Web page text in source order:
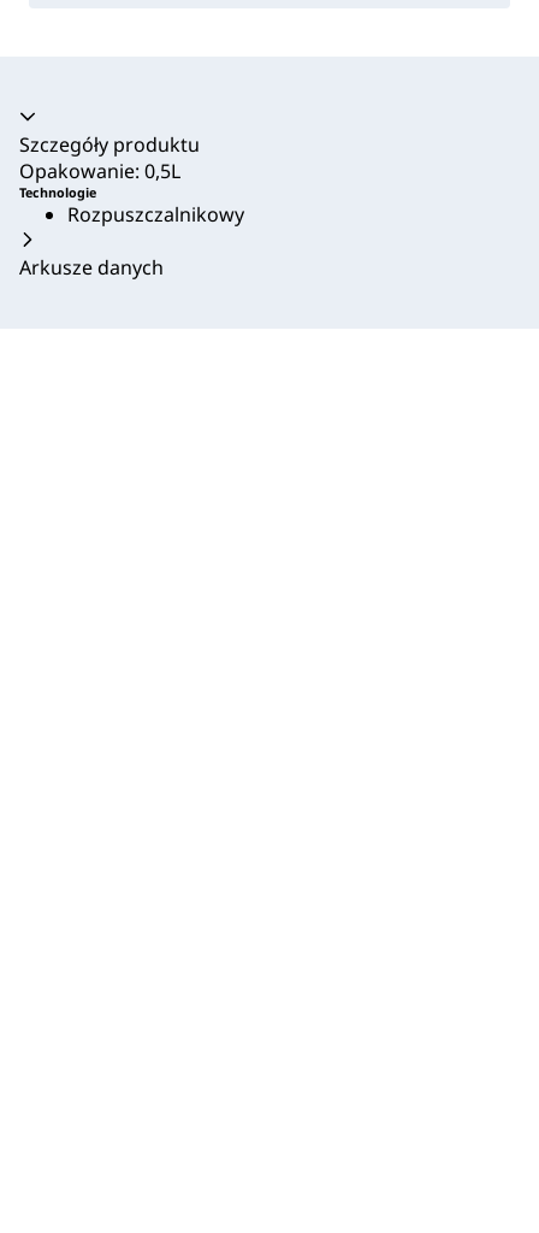
Akordeon zwinięty
Szczegóły produktu
Opakowanie: 0,5L
Technologie
Rozpuszczalnikowy
Arkusze danych